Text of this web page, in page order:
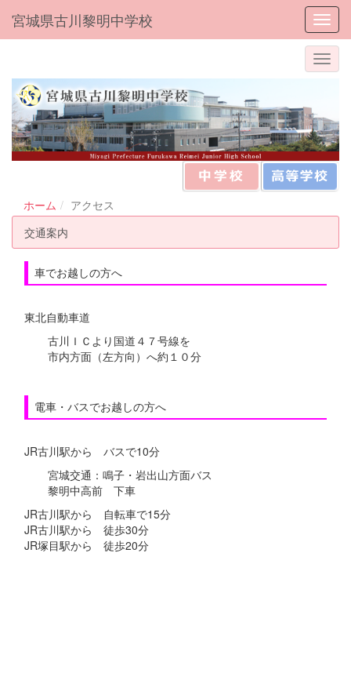
宮城県古川黎明中学校
ホーム
アクセス
交通案内
車でお越しの方へ
東北自動車道
古川ＩＣより国道４７号線を
市内方面（左方向）へ約１０分
電車・バスでお越しの方へ
JR古川駅から バスで10分
宮城交通：鳴子・岩出山方面バス
黎明中高前 下車
JR古川駅から 自転車で15分
JR古川駅から 徒歩30分
JR塚目駅から 徒歩20分